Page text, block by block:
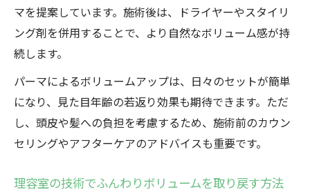
マを提案しています。施術後は、ドライヤーやスタイリ
ング剤を併用することで、より自然なボリューム感が持
続します。
パーマによるボリュームアップは、日々のセットが簡単
になり、見た目年齢の若返り効果も期待できます。ただ
し、頭皮や髪への負担を考慮するため、施術前のカウン
セリングやアフターケアのアドバイスも重要です。
理容室の技術でふんわりボリュームを取り戻す方法